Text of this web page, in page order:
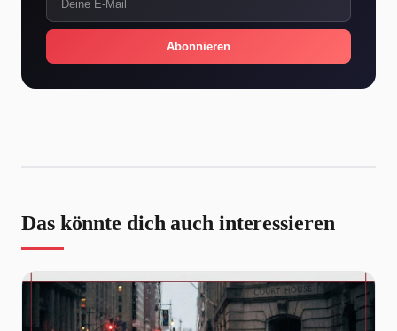
Abonnieren
Das könnte dich auch interessieren